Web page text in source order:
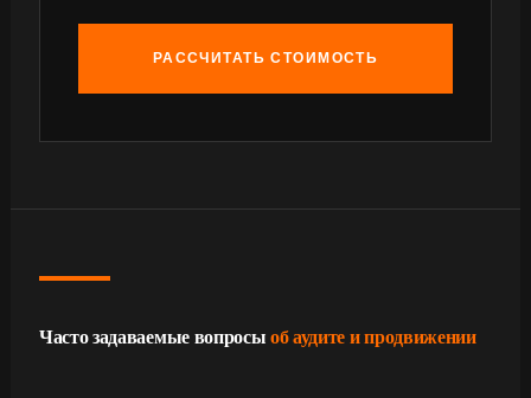
РАССЧИТАТЬ СТОИМОСТЬ
Часто задаваемые вопросы об аудите и продвижении